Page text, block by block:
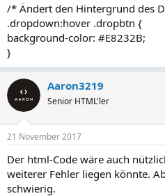
/* Ändert den Hintergrund des
.dropdown:hover .dropbtn {
background-color: #E8232B;
}
Aaron3219
Senior HTML'ler
21 November 2017
Der html-Code wäre auch
weiterer Fehler liegen könnte.
schwierig.